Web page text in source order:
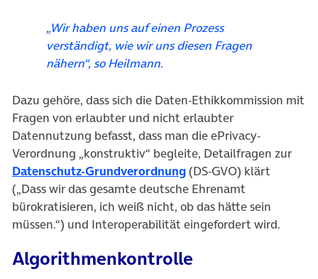
„Wir haben uns auf einen Prozess
verständigt, wie wir uns diesen Fragen
nähern“, so Heilmann.
Dazu gehöre, dass sich die Daten-Ethikkommission mit
Fragen von erlaubter und nicht erlaubter
Datennutzung befasst, dass man die ePrivacy-
Verordnung „konstruktiv“ begleite, Detailfragen zur
Datenschutz-Grundverordnung(öffnet in neuem Tab)
(DS-GVO) klärt
(„Dass wir das gesamte deutsche Ehrenamt
bürokratisieren, ich weiß nicht, ob das hätte sein
müssen.“) und Interoperabilität eingefordert wird.
Algorithmenkontrolle